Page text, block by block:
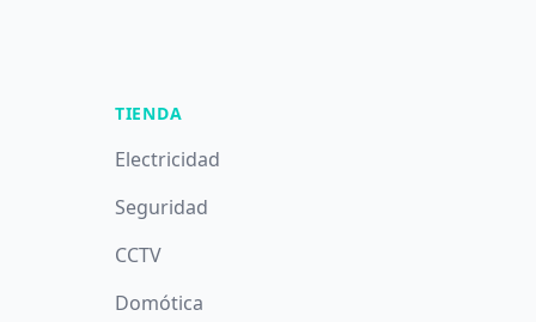
TIENDA
Electricidad
Seguridad
CCTV
Domótica